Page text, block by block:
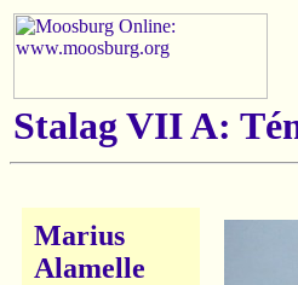
Stalag VII A:
Marius
Alamelle